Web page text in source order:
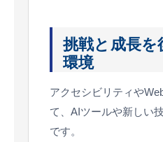
挑戦と成長を
環境
アクセシビリティや
て、AIツールや新しい
です。